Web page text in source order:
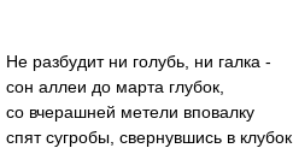
Не разбудит ни голубь, ни галка -
сон аллеи до марта глубок,
со вчерашней метели вповалку
спят сугробы, свернувшись в клубок.